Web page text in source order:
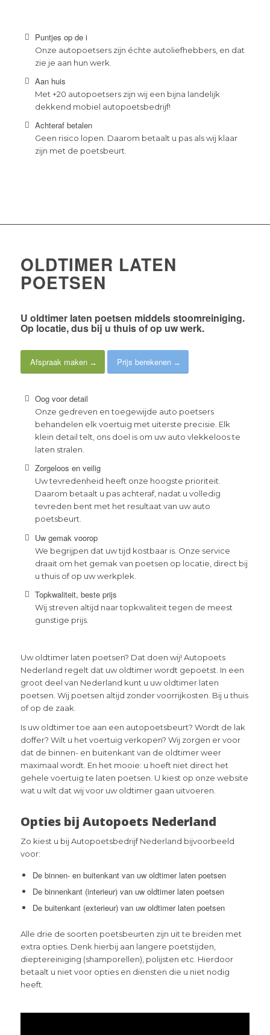
Puntjes op de i
Onze autopoetsers zijn échte autoliefhebbers, en dat
zie je aan hun werk.
Aan huis
Met +20 autopoetsers zijn wij een bijna landelijk
dekkend mobiel autopoetsbedrijf!
Achteraf betalen
Geen risico lopen. Daarom betaalt u pas als wij klaar
zijn met de poetsbeurt.
OLDTIMER LATEN
POETSEN
U oldtimer laten poetsen middelsstoomreiniging.
Op locatie, dus bij u thuis of op uw werk.
Afspraak maken Prijs berekenen
Oog voor detail
Onze gedreven en toegewijde auto poetsers
behandelen elk voertuig met uiterste precisie. Elk
klein detail telt, ons doel is om uw auto vlekkeloos te
laten stralen.
Zorgeloos en veilig
Uw tevredenheid heeft onze hoogste prioriteit.
Daarom betaalt u pas achteraf, nadat u volledig
tevreden bent met het resultaat van uw auto
poetsbeurt.
Uw gemak voorop
We begrijpen dat uw tijd kostbaar is. Onze service
draait om het gemak van poetsen op locatie, direct bij
u thuis of op uw werkplek.
Topkwaliteit, beste prijs
Wij streven altijd naar topkwaliteit tegen de meest
gunstige prijs.
Uw oldtimer laten poetsen? Dat doen wij! Autopoets
Nederland regelt dat uw oldtimer wordt gepoetst. In een
groot deel van Nederland kunt u uw oldtimer laten
poetsen. Wij poetsen altijd zonder voorrijkosten. Bij u thuis
of op de zaak.
Is uw oldtimer toe aan een autopoetsbeurt? Wordt de lak
doffer? Wilt u het voertuig verkopen? Wij zorgen er voor
dat de binnen- en buitenkant van de oldtimer weer
maximaal wordt. En het mooie: u hoeft niet direct het
gehele voertuig te laten poetsen. U kiest op onze website
wat u wilt dat wij voor uw oldtimer gaan uitvoeren.
Opties bij Autopoets Nederland
Zo kiest u bij Autopoetsbedrijf Nederland bijvoorbeeld
voor:
De binnen- en buitenkant van uw oldtimer laten poetsen
De binnenkant (interieur) van uw oldtimer laten poetsen
De buitenkant (exterieur) van uw oldtimer laten poetsen
Alle drie de soorten poetsbeurten zijn uit te breiden met
extra opties. Denk hierbij aan langere poetstijden,
dieptereiniging (shamporellen), polijsten etc. Hierdoor
betaalt u niet voor opties en diensten die u niet nodig
heeft.